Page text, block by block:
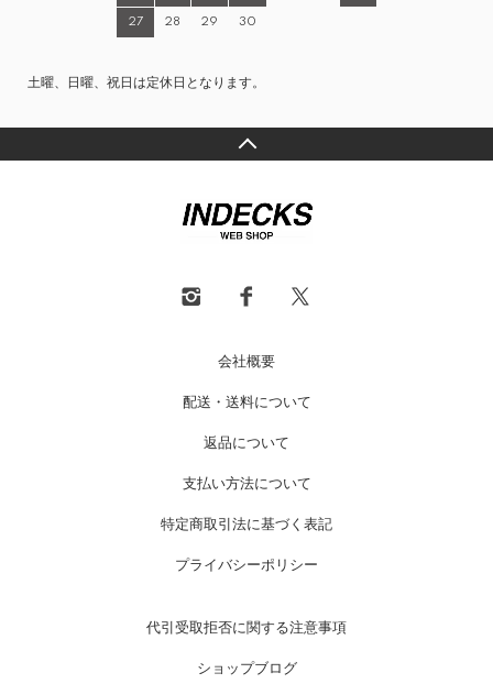
27 28 29 30
土曜、日曜、祝日は定休日となります。
会社概要
配送・送料について
返品について
支払い方法について
特定商取引法に基づく表記
プライバシーポリシー
代引受取拒否に関する注意事項
ショップブログ